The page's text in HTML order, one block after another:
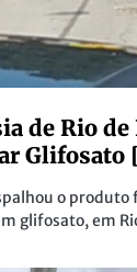
de Rio de
Glifosato
o
glifosato, em